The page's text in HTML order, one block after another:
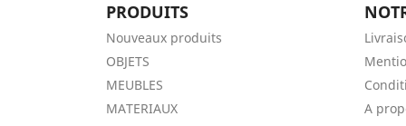
PRODUITS
Nouveaux produits
OBJETS
MEUBLES
MATERIAUX
A